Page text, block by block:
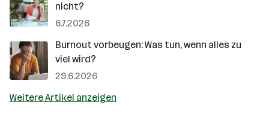
nicht?
6.7.2026
Burnout vorbeugen: Was tun, wenn alles zu
viel wird?
29.6.2026
Weitere Artikel anzeigen